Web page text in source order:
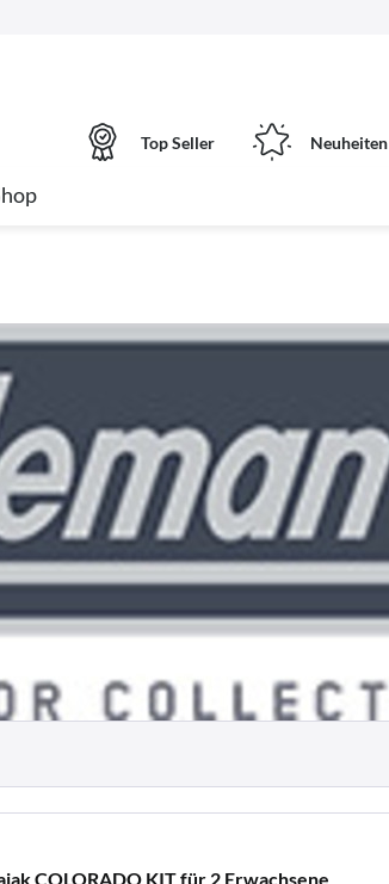
Top Seller Neuheiten
COLORADO KIT für 2 Erwachsene